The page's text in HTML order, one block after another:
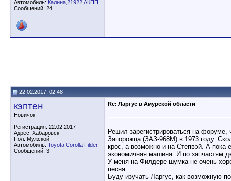
Автомобиль: Калина,21922,АКПП
Сообщений: 24
22.02.2017, 02:48
кэптен
Новичок
Регистрация: 22.02.2017
Адрес: Хабаровск
Пол: Мужской
Автомобиль: Toyota Corolla Filder
Сообщений: 3
Re: Ларгус в Амурской области
Решил зарегистрироваться на
Запорожца (ЗАЗ-968М) в 1973 году.
крос, а возможно и на Степвэй. А пока
экономичная машина. И по запчастям
У меня на Филдере шумка не очень
песня.
Буду изучать Ларгус, как возможную